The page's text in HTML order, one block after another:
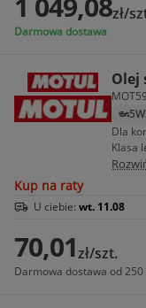
zł/
Darmowa dostawa
Olej
Dla
Klasa
Kup na raty
U ciebie: wt. 11.08
70,01zł/szt.
Darmowa dostawa od 250